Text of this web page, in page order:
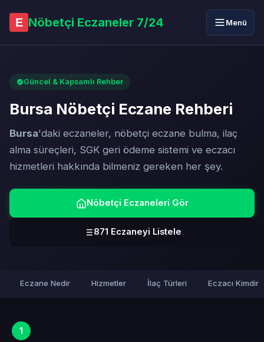
E Nöbetçi Eczaneler 7/24 Menü
Güncel & Kapsamlı Rehber
Bursa Nöbetçi Eczane Rehberi
Bursa'daki eczaneler, nöbetçi eczane bulma, ilaç
alma süreçleri, SGK geri ödeme sistemi ve eczacı
hizmetleri hakkında bilmeniz gereken her şey.
Nöbetçi Eczaneleri Gör
871 Eczaneyi Listele
Eczane Nedir Hizmetler İlaç Türleri Eczacı Kimdir
1